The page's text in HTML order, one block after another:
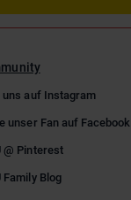
uns auf Instagram
unser Fan auf Facebook
@ Pinterest
Family Blog